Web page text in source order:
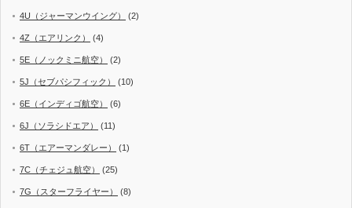
4U（ジャーマンウイング） (2)
4Z（エアリンク） (4)
5E（ノックミニ航空） (2)
5J（セブパシフィック） (10)
6E（インディゴ航空） (6)
6J（ソラシドエア） (11)
6T（エアーマンダレー） (1)
7C（チェジュ航空） (25)
7G（スターフライヤー） (8)